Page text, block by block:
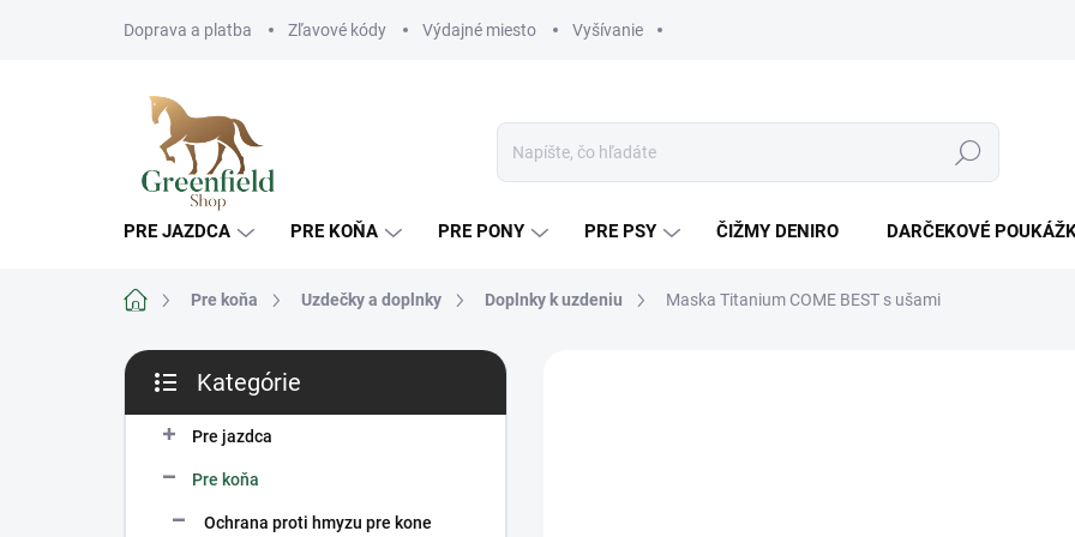
Doprava a platba Zľavové kódy Výdajné miesto Vyšívanie
Hľadať
PRE JAZDCA PRE KOŇA PRE PONY PRE PSY ČIŽMY DENIRO DARČEKOVÉ
DomovPre koňa Uzdečky a doplnky Doplnky k uzdeniu Maska Titanium COME BEST s ušami
B
č
kategórie
Kategórie
Pre jazdca
Pre koňa
Ochrana proti hmyzu pre kone